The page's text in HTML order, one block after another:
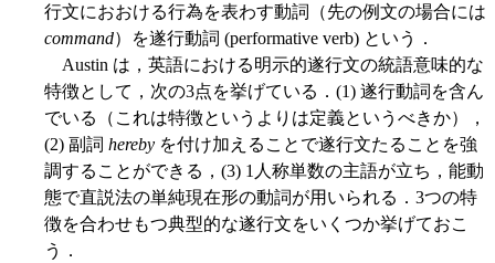
行文におおける行為を表わす動詞（先の例文の場合には
command）を遂行動詞 (performative verb) という．
Austin は，英語における明示的遂行文の統語意味的な
特徴として，次の3点を挙げている．(1) 遂行動詞を含ん
でいる（これは特徴というよりは定義というべきか），
(2) 副詞 hereby を付け加えることで遂行文たることを強
調することができる，(3) 1人称単数の主語が立ち，能動
態で直説法の単純現在形の動詞が用いられる．3つの特
徴を合わせもつ典型的な遂行文をいくつか挙げておこ
う．